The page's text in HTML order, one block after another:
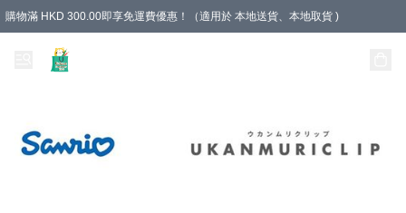
購物滿 HKD 300.00即享免運費優惠！（適用於 本地送貨、本地取貨 )